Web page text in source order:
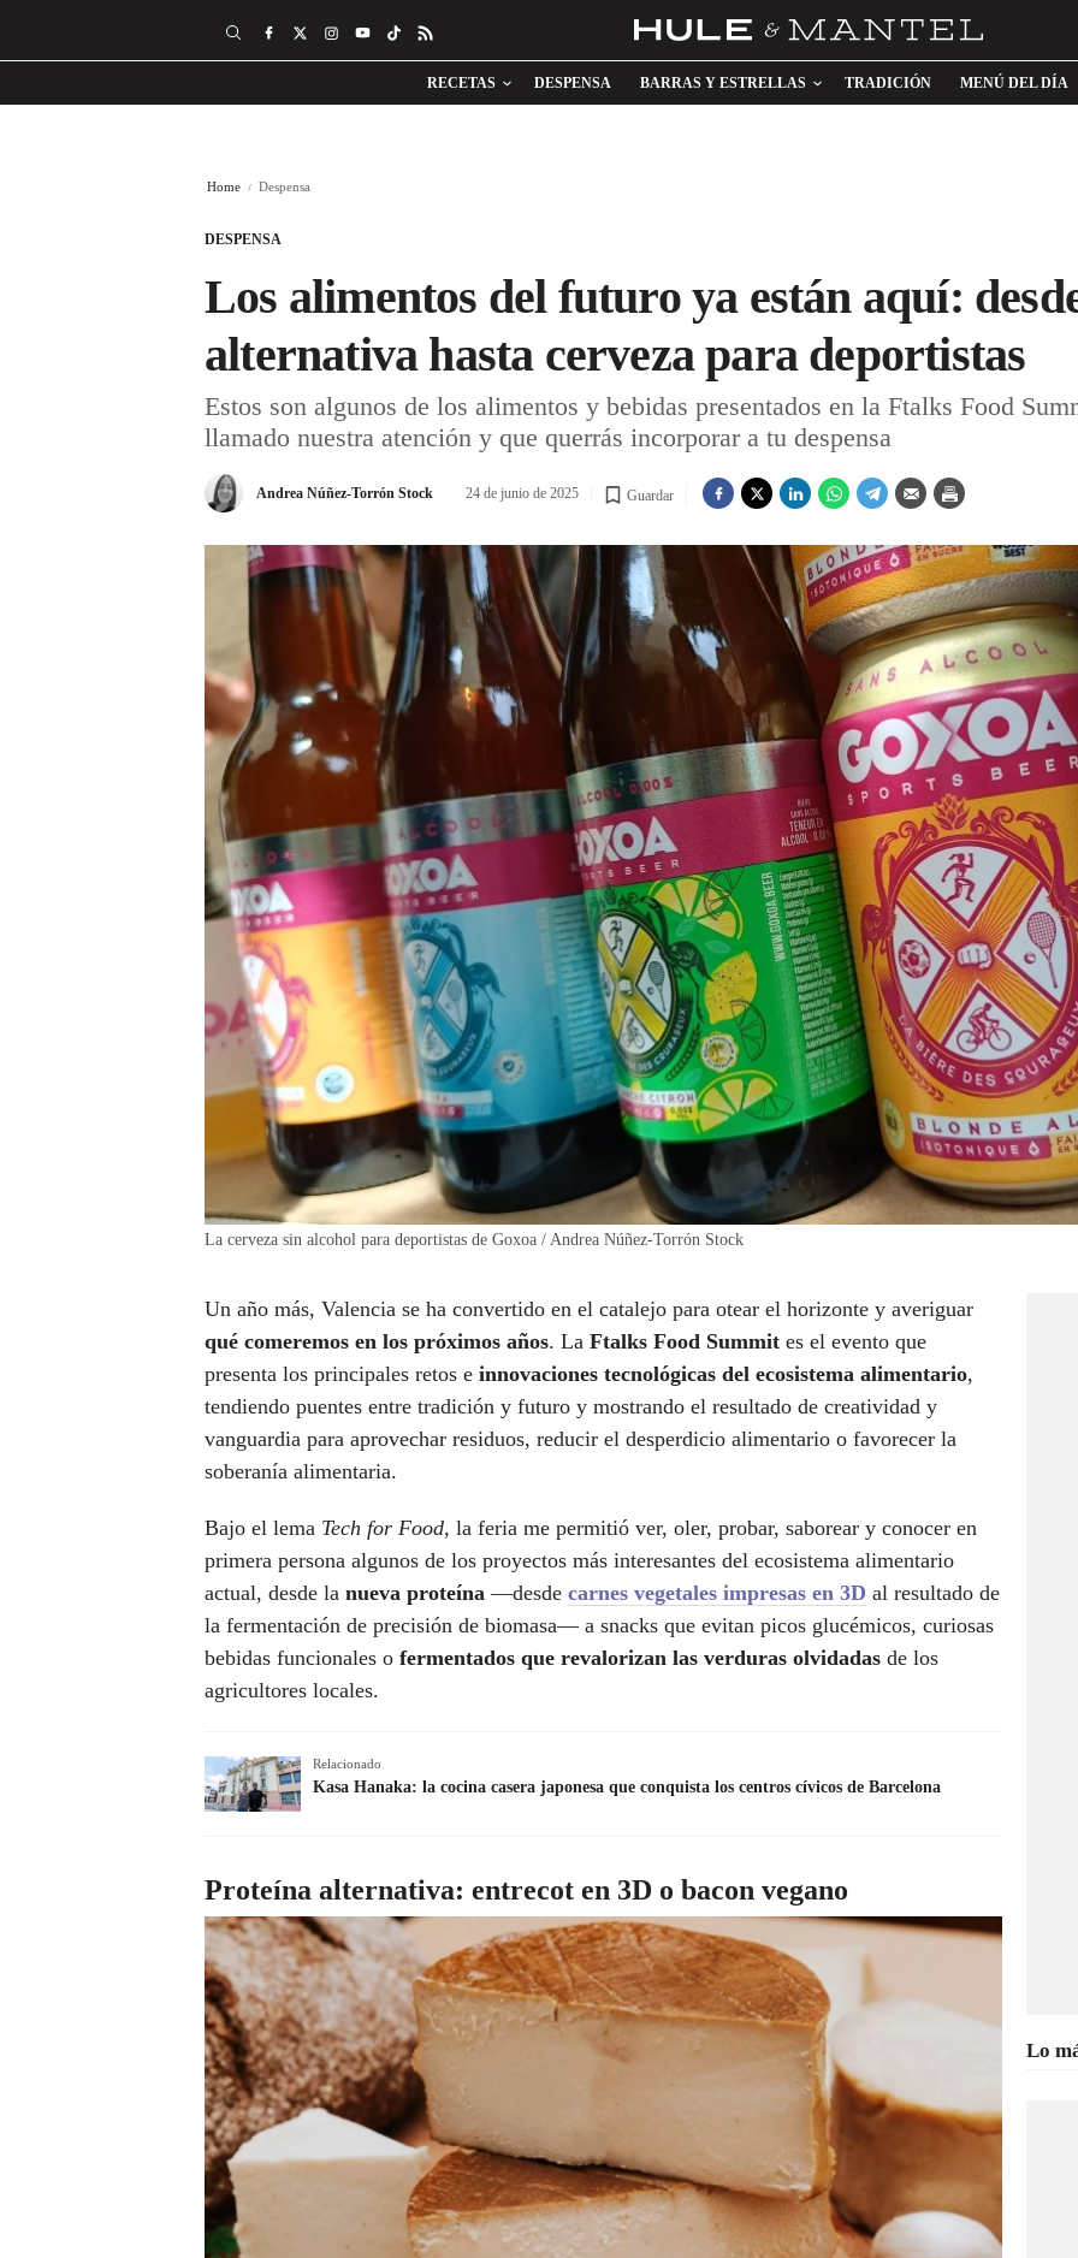
RECETAS DESPENSA BARRAS Y ESTRELLAS TRADICIÓN MENÚ DEL DÍA
Home Despensa
DESPENSA
Los alimentos del futuro ya están aquí:
alternativa hasta cerveza para deportistas
Estos son algunos de los alimentos y bebidas presentados en la Ftalks Food
llamado nuestra atención y que querrás incorporar a tu despensa
Andrea Núñez-Torrón Stock 24 de junio de 2025 Guardar
La cerveza sin alcohol para deportistas de Goxoa / Andrea Núñez-Torrón Stock
Un año más, Valencia se ha convertido en el catalejo para otear el horizonte y averiguar
qué comeremos en los próximos años. La Ftalks Food Summit es el evento que
presenta los principales retos e innovaciones tecnológicas del ecosistema alimentario,
tendiendo puentes entre tradición y futuro y mostrando el resultado de creatividad y
vanguardia para aprovechar residuos, reducir el desperdicio alimentario o favorecer la
soberanía alimentaria.
Bajo el lema Tech for Food, la feria me permitió ver, oler, probar, saborear y conocer en
primera persona algunos de los proyectos más interesantes del ecosistema alimentario
actual, desde la nueva proteína —desde carnes vegetales impresas en 3D al resultado de
la fermentación de precisión de biomasa— a snacks que evitan picos glucémicos, curiosas
bebidas funcionales o fermentados que revalorizan las verduras olvidadas de los
agricultores locales.
Relacionado
Kasa Hanaka: la cocina casera japonesa que conquista los centros cívicos de Barcelona
Proteína alternativa: entrecot en 3D o bacon vegano
Lo